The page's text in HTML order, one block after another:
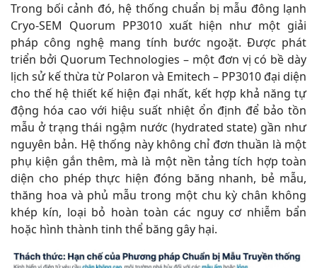
Trong bối cảnh đó, hệ thống chuẩn bị mẫu đông lạnh
Cryo-SEM Quorum PP3010 xuất hiện như một giải
pháp công nghệ mang tính bước ngoặt. Được phát
triển bởi Quorum Technologies – một đơn vị có bề dày
lịch sử kế thừa từ Polaron và Emitech – PP3010 đại diện
cho thế hệ thiết kế hiện đại nhất, kết hợp khả năng tự
động hóa cao với hiệu suất nhiệt ổn định để bảo tồn
mẫu ở trạng thái ngậm nước (hydrated state) gần như
nguyên bản. Hệ thống này không chỉ đơn thuần là một
phụ kiện gắn thêm, mà là một nền tảng tích hợp toàn
diện cho phép thực hiện đóng băng nhanh, bẻ mẫu,
thăng hoa và phủ mẫu trong một chu kỳ chân không
khép kín, loại bỏ hoàn toàn các nguy cơ nhiễm bẩn
hoặc hình thành tinh thể băng gây hại.